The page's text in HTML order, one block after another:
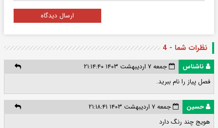
ارسال دیدگاه
نظرات شما - 4
ناشناس
جمعه ۷ اردیبهشت ۱۴۰۳ ۲۱:۱۴:۴۰
فصل پیاز را نام ببرید.
حسین
جمعه ۷ اردیبهشت ۱۴۰۳ ۲۱:۱۸:۴۱
هویج چند رنگ دارد